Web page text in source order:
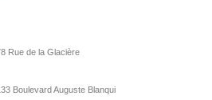
Rue de la Glacière
Boulevard Auguste Blanqui